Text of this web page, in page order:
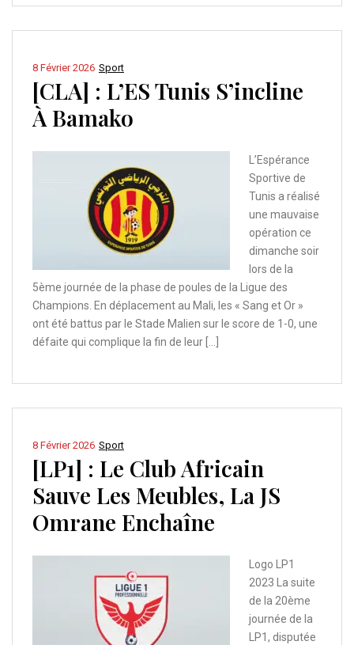
Sport
8 Février 2026
[CLA] : L’ES Tunis S’incline
À Bamako
L’Espérance
Sportive de
Tunis a réalisé
une mauvaise
opération ce
dimanche soir
lors de la
5ème journée de la phase de poules de la Ligue des
Champions. En déplacement au Mali, les « Sang et Or »
ont été battus par le Stade Malien sur le score de 1-0, une
défaite qui complique la fin de leur […]
Sport
8 Février 2026
[LP1] : Le Club Africain
Sauve Les Meubles, La JS
Omrane Enchaîne
Logo LP1
2023 La suite
de la 20ème
journée de la
LP1, disputée